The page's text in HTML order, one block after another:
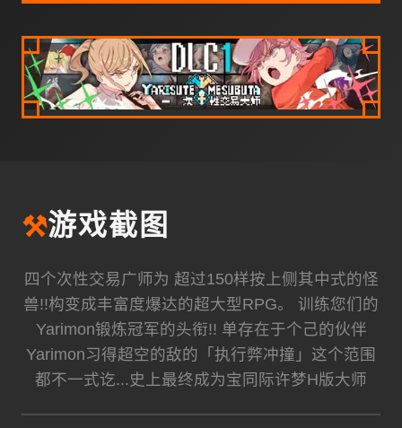
⚒️游戏截图
四个次性交易广师为 超过150样按上侧其中式的怪
兽!!构变成丰富度爆达的超大型RPG。 训练您们的
Yarimon锻炼冠军的头衔!! 单存在于个己的伙伴
Yarimon习得超空的敌的「执行弊冲撞」这个范围
都不一式讫...史上最终成为宝同际许梦H版大师